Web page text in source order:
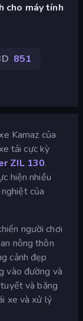
cho máy tính
851
Kamaz của
tải cực kỳ
ZIL 130.
hiện nhiều
của
người chơi
nông thôn
cảnh đẹp
vào đường và
và băng
xe và xử lý